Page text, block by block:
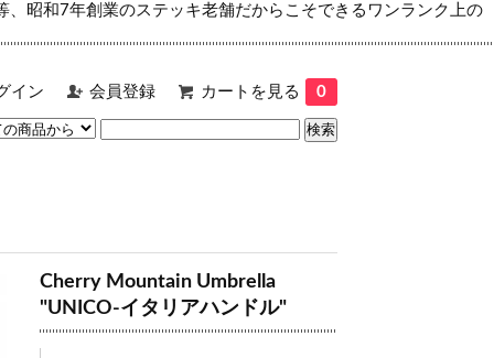
昭和7年創業のステッキ老舗だからこそできるワンランク上の
イン 会員登録 カートを見る 0
Cherry Mountain Umbrella
"UNICO-イタリアハンドル"